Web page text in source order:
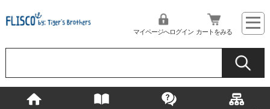
マイページへログイン カートをみる